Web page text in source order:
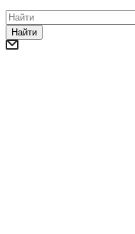
Найти